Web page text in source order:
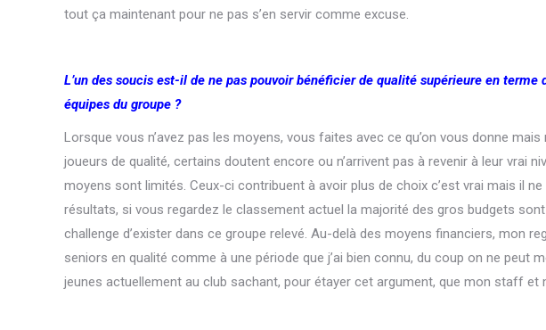
tout ça maintenant pour ne pas s’en servir comme excuse.
L’un des soucis est-il de ne pas pouvoir bénéficier de qualité supérieure en
équipes du groupe ?
Lorsque vous n’avez pas les moyens, vous faites avec ce qu’on vous donne
joueurs de qualité, certains doutent encore ou n’arrivent pas à revenir à leur vrai
moyens sont limités. Ceux-ci contribuent à avoir plus de choix c’est vrai mais il
résultats, si vous regardez le classement actuel la majorité des gros budgets
challenge d’exister dans ce groupe relevé. Au-delà des moyens financiers, mon
seniors en qualité comme à une période que j’ai bien connu, du coup on ne
jeunes actuellement au club sachant, pour étayer cet argument, que mon staff et